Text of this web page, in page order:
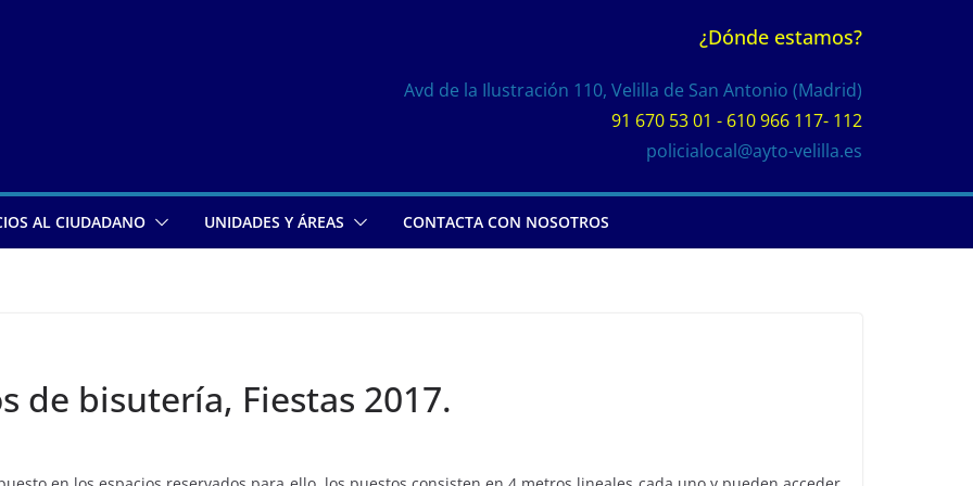
¿Dónde estamos?
Avd de la Ilustración 110, Velilla de San Antonio (Madrid)
91 670 53 01 - 610 966 117- 112
policialocal@ayto-velilla.es
AL CIUDADANO UNIDADES Y ÁREAS CONTACTA CON NOSOTROS
de bisutería, Fiestas 2017.